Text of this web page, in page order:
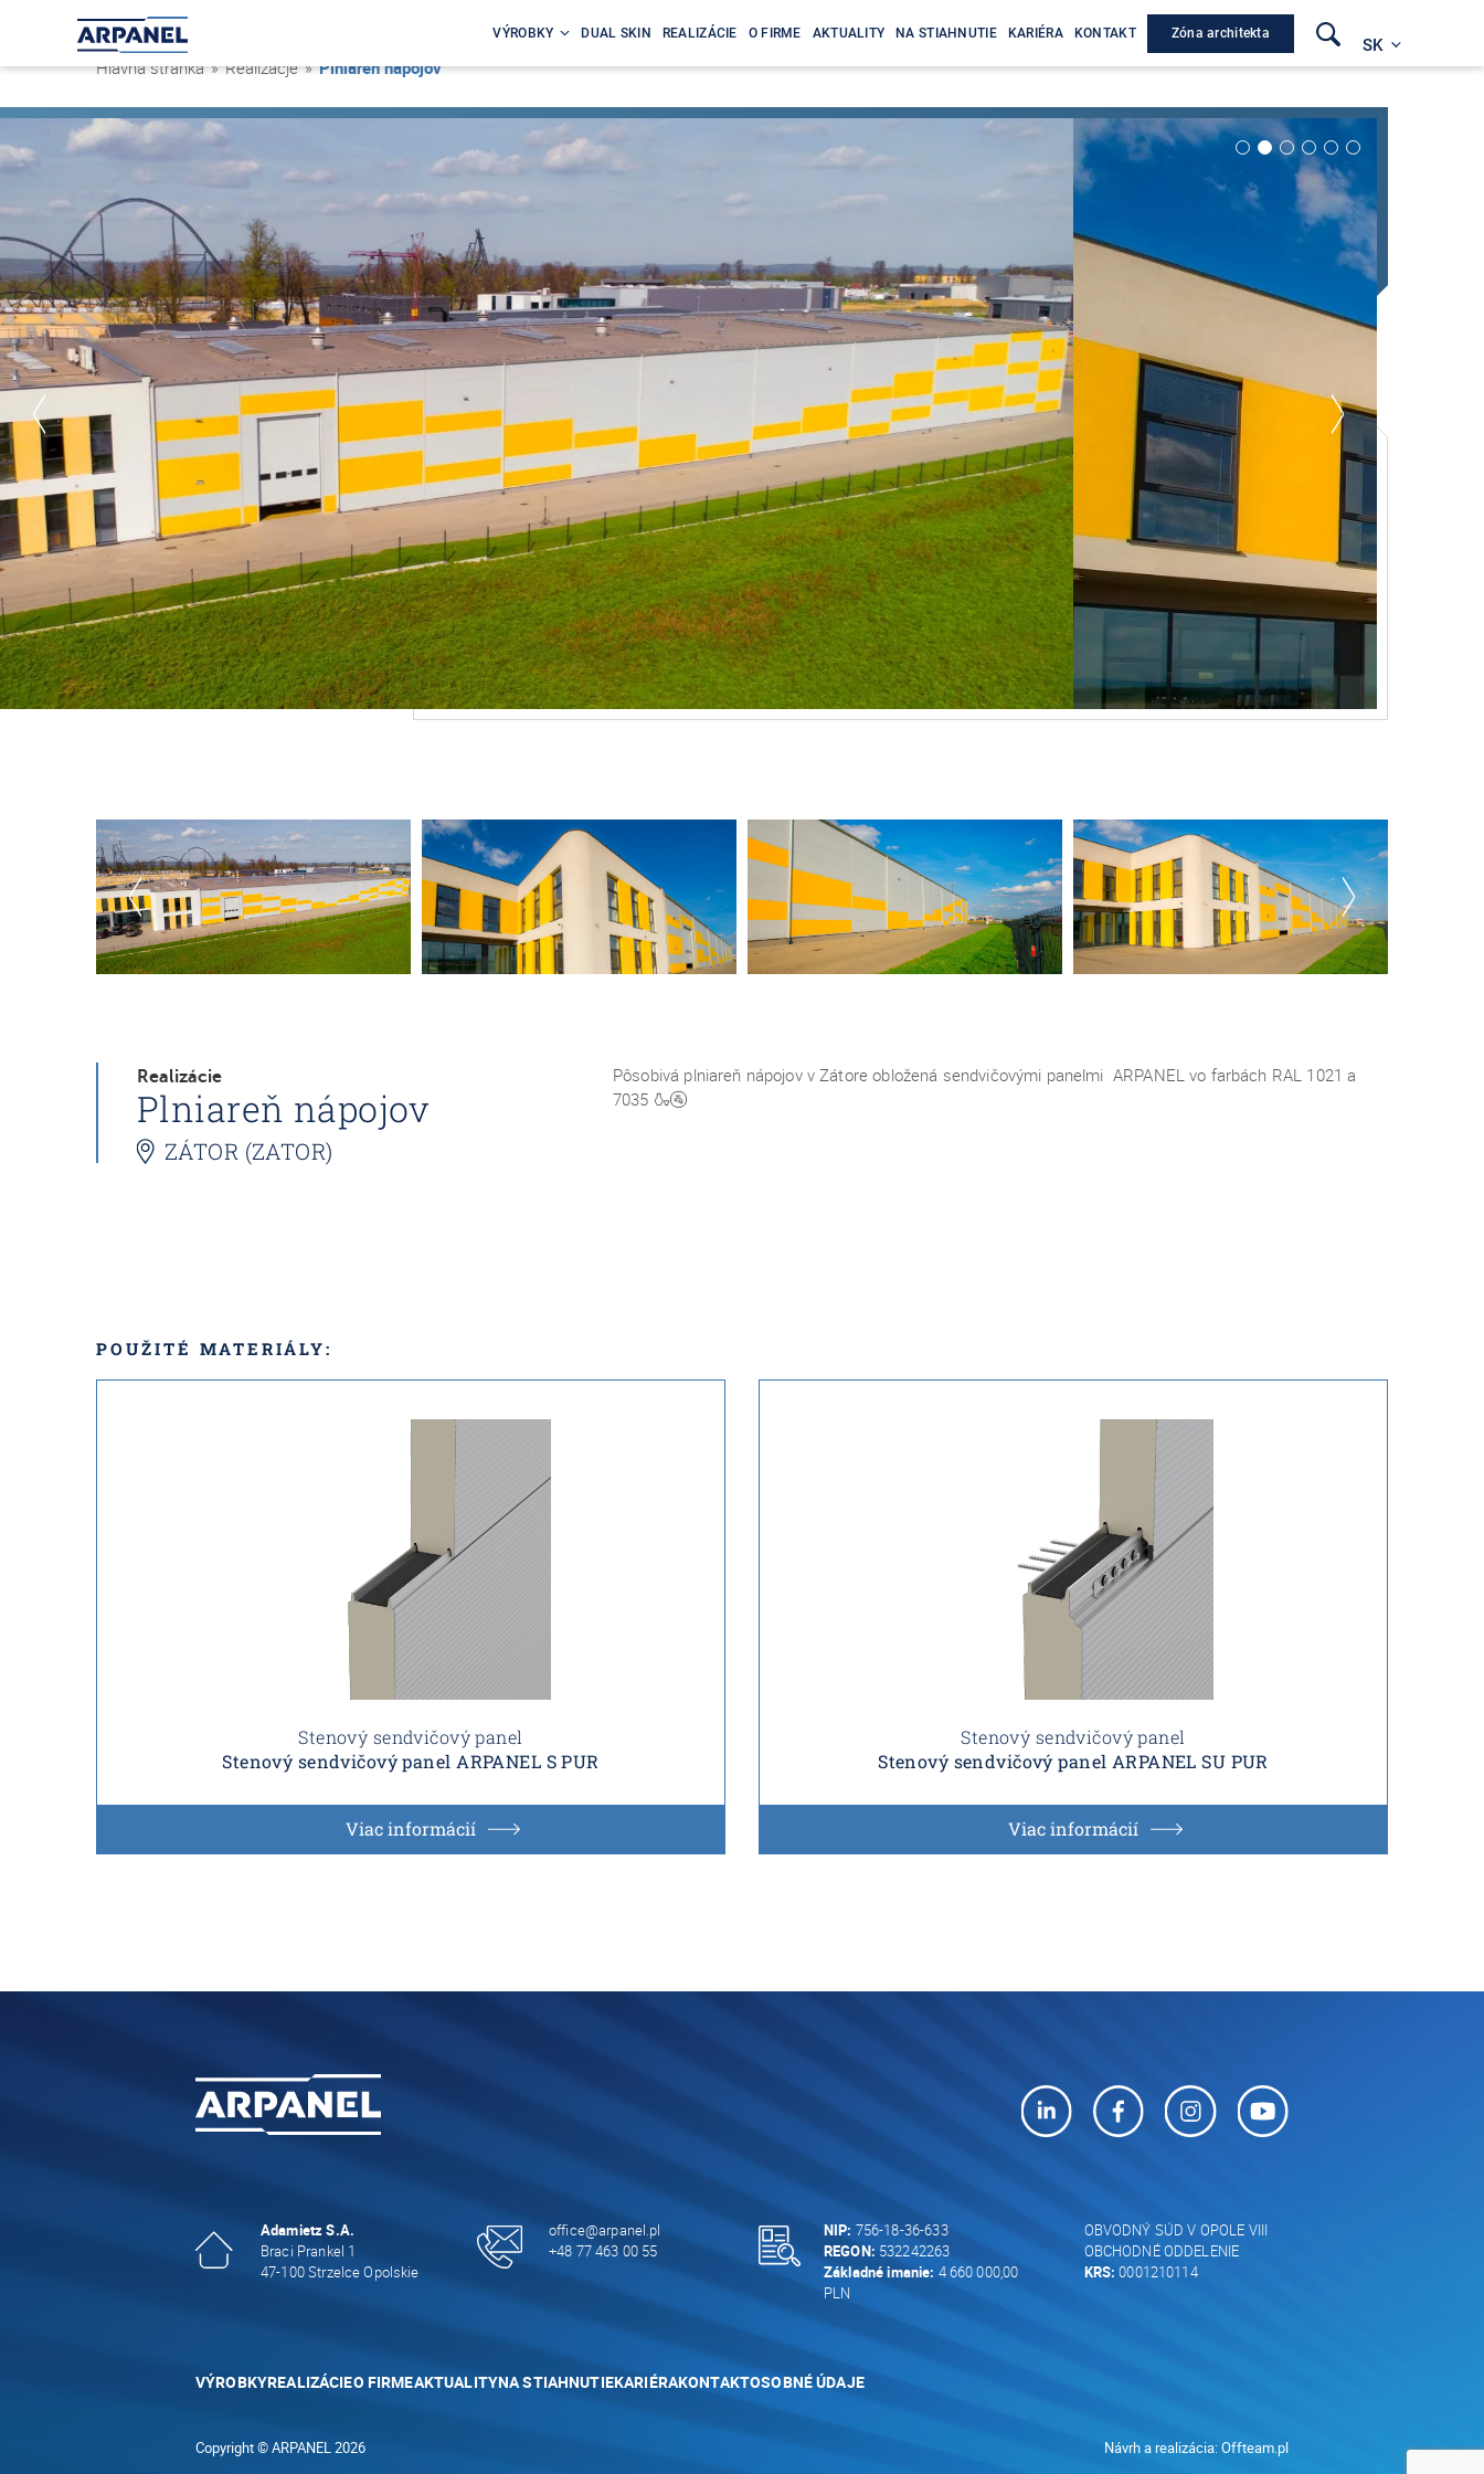
VÝROBKY DUAL SKIN REALIZÁCIE O FIRME AKTUALITY NA STIAHNUTIE KARIÉRA KONTAKT Zóna architekta
SK
Hlavná stránka » Realizacje »Plniareň nápojov
Realizácie
Plniareň nápojov
ZÁTOR (ZATOR)
Pôsobivá plniareň nápojov v Zátore obložená sendvičovými panelmi ARPANEL vo farbách RAL 1021 a
7035 🍶🚰
POUŽITÉ MATERIÁLY:
Stenový sendvičový panel
Stenový sendvičový panel ARPANEL S PUR
Viac informácií
Stenový sendvičový panel
Stenový sendvičový panel ARPANEL SU PUR
Viac informácií
Adamietz S.A.
Braci Prankel 1
47-100 Strzelce Opolskie
office@arpanel.pl
+48 77 463 00 55
NIP: 756-18-36-633
REGON: 532242263
Základné imanie: 4 660 000,00
PLN
OBVODNÝ SÚD V OPOLE VIII
OBCHODNÉ ODDELENIE
KRS: 0001210114
VÝROBKYREALIZÁCIEO FIRMEAKTUALITYNA STIAHNUTIEKARIÉRAKONTAKTOSOBNÉ ÚDAJE
Copyright © ARPANEL 2026 Návrh a realizácia:Offteam.pl